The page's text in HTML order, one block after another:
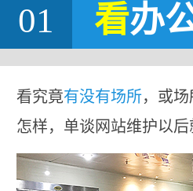
01 看办
看究竟有没有场所，或
怎样，单谈网站维护以后